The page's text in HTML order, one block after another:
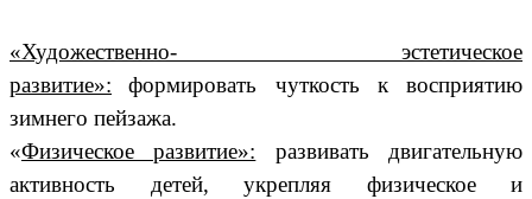
«Художественно- эстетическое
развитие»:
формировать чуткость к восприятию
зимнего пейзажа.
«Физическое развитие»: развивать двигательную
активность детей, укрепляя физическое и